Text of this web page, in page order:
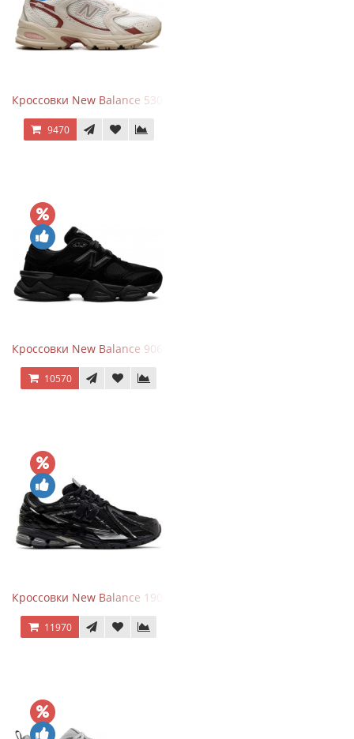
Кроссовки New Balance 530 Festival Pack Clay
9470
Кроссовки New Balance 9060 Triple Black
10570
Кроссовки New Balance 1906A Black Silver
11970